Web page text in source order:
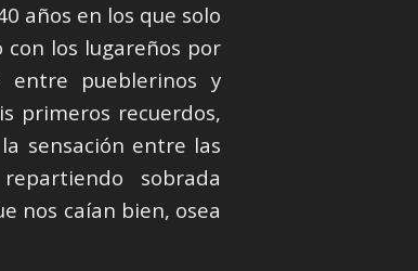
años en los que solo
con los lugareños por
entre pueblerinos y
primeros recuerdos,
sensación entre las
sobrada
nos caían bien, osea